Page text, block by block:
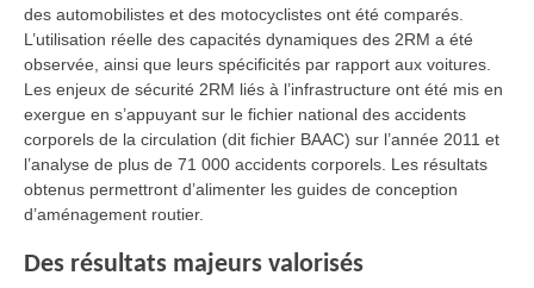
des automobilistes et des motocyclistes ont été comparés.
L’utilisation réelle des capacités dynamiques des 2RM a été
observée, ainsi que leurs spécificités par rapport aux voitures.
Les enjeux de sécurité 2RM liés à l’infrastructure ont été mis en
exergue en s’appuyant sur le fichier national des accidents
corporels de la circulation (dit fichier BAAC) sur l’année 2011 et
l’analyse de plus de 71 000 accidents corporels. Les résultats
obtenus permettront d’alimenter les guides de conception
d’aménagement routier.
Des résultats majeurs valorisés